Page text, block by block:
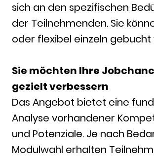
sich an den spezifischen
der Teilnehmenden. Sie
oder flexibel einzeln gebucht
Sie möchten Ihre
gezielt verbessern
Das Angebot bietet eine
Analyse vorhandener
und Potenziale. Je nach
Modulwahl erhalten